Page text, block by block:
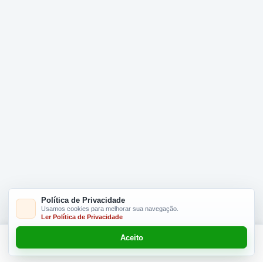
Adicionar R$ 39.90
Política de Privacidade
Usamos cookies para melhorar sua navegação.
Ler Política de Privacidade
Aceito